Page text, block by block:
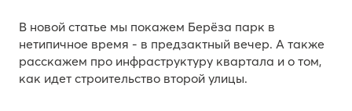
В новой статье мы покажем Берёза парк в
нетипичное время - в предзактный вечер. А также
расскажем про инфраструктуру квартала и о том,
как идет строительство второй улицы.